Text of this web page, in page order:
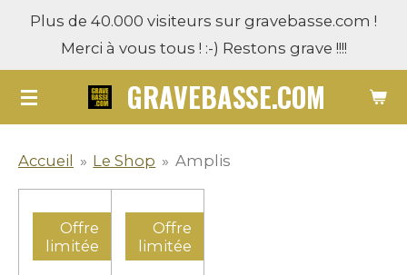
Passer
contenu
principal
GRAVEBASSE.COM
Plus de 40.000 visiteurs sur gravebasse.com !
Merci à vous tous ! :-) Restons grave !!!!
Accueil » Le Shop » Amplis
Offre
limitée
Offre
limitée